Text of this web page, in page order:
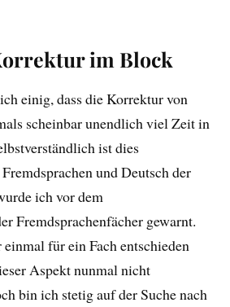
im Block
einig, dass die Korrektur von
scheinbar unendlich viel Zeit in
ist dies
und Deutsch der
ich vor dem
Fremdsprachenfächer gewarnt.
einmal für ein Fach entschieden
Aspekt nunmal nicht
bin ich stetig auf der Suche nach